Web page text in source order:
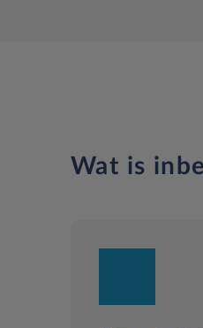
Wat is